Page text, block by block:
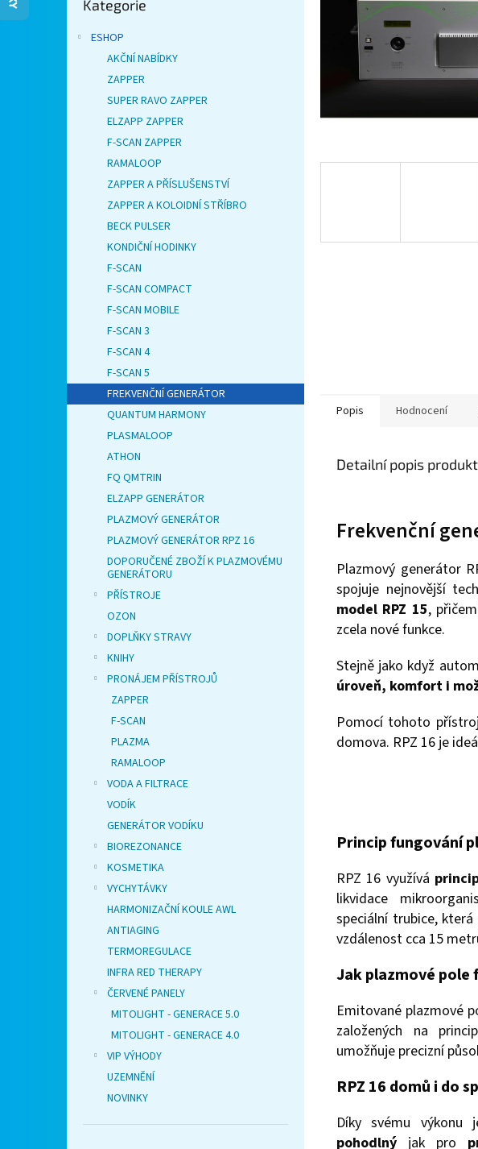
kategorie
Kategorie
ESHOP
AKČNÍ NABÍDKY
ZAPPER
SUPER RAVO ZAPPER
ELZAPP ZAPPER
F-SCAN ZAPPER
RAMALOOP
ZAPPER A PŘÍSLUŠENSTVÍ
ZAPPER A KOLOIDNÍ STŘÍBRO
BECK PULSER
KONDIČNÍ HODINKY
F-SCAN
F-SCAN COMPACT
F-SCAN MOBILE
F-SCAN 3
F-SCAN 4
F-SCAN 5
FREKVENČNÍ GENERÁTOR
QUANTUM HARMONY
PLASMALOOP
ATHON
FQ QMTRIN
ELZAPP GENERÁTOR
PLAZMOVÝ GENERÁTOR
PLAZMOVÝ GENERÁTOR RPZ 16
DOPORUČENÉ ZBOŽÍ K PLAZMOVÉMU
GENERÁTORU
PŘÍSTROJE
OZON
DOPLŇKY STRAVY
KNIHY
PRONÁJEM PŘÍSTROJŮ
ZAPPER
F-SCAN
PLAZMA
RAMALOOP
VODA A FILTRACE
VODÍK
GENERÁTOR VODÍKU
BIOREZONANCE
KOSMETIKA
VYCHYTÁVKY
HARMONIZAČNÍ KOULE AWL
ANTIAGING
TERMOREGULACE
INFRA RED THERAPY
ČERVENÉ PANELY
MITOLIGHT - GENERACE 5.0
MITOLIGHT - GENERACE 4.0
VIP VÝHODY
UZEMNĚNÍ
NOVINKY
Popis Hodnocení
Detailní popis
Frekvenční
Plazmový generátor
spojuje nejnovější
model RPZ 15,
zcela nové funkce.
Stejně jako když
úroveň, komfort i
Pomocí tohoto
domova. RPZ 16 je
Princip fungování
RPZ 16 využívá
likvidace
speciální trubice,
vzdálenost cca 15
Jak plazmové pole
Emitované plazmové
založených na
umožňuje precizní
RPZ 16 domů i do
Díky svému výkonu
pohodlný jak pro